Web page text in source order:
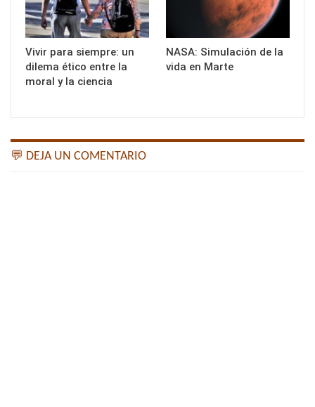
Vivir para siempre: un
dilema ético entre la
moral y la ciencia
NASA: Simulación de la
vida en Marte
💬 DEJA UN COMENTARIO